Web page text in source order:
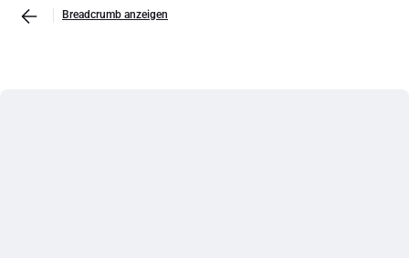
Breadcrumb anzeigen